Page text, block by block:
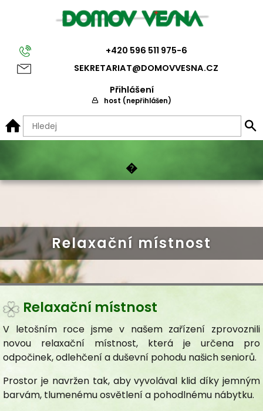
+420 596 511 975-6
SEKRETARIAT@DOMOVVESNA.CZ
Přihlášení
host (nepřihlášen)
�
Informace pro rodinné příslušníky
Domov Vesna
Sazebník úhrad
Seznámení se službou
Domov se zvláštním režimem
Veřejný závazek
Seznámení se službou
Povinně zveřejňované informace
Zveřejnění informací dle zákona 106/1999 Sb.
Žádosti a vyřízení žádostí
O nás
Naše činnost
Relaxační místnost
Relaxační místnost
V letošním roce jsme v našem zařízení zprovoznili
novou relaxační místnost, která je určena pro
odpočinek, odlehčení a duševní pohodu našich seniorů.
Prostor je navržen tak, aby vyvolával klid díky jemným
barvám, tlumenému osvětlení a pohodlnému nábytku.